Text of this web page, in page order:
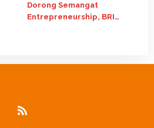
Dorong Semangat
Entrepreneurship, BRI